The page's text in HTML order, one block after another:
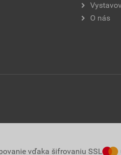
O nás
vďaka šifrovaniu SSL